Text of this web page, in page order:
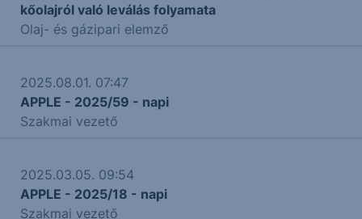
kőolajról való leválás folyamata
Olaj- és gázipari elemző
2025.08.01. 07:47
APPLE - 2025/59 - napi
Szakmai vezető
2025.03.05. 09:54
APPLE - 2025/18 - napi
Szakmai vezető